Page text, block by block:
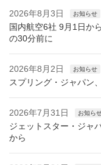
2026年8月3日 お知らせ
国内航空6社 9月1日か
の30分前に
2026年8月2日 お知らせ
スプリング・ジャパン
2026年7月31日 お知ら
ジェットスター・ジャ
から